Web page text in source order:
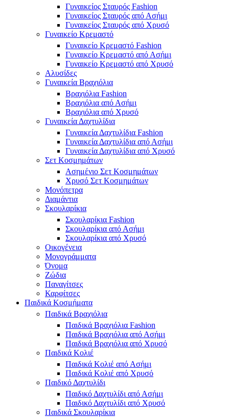
Γυναικείος Σταυρός Fashion
Γυναικείος Σταυρός από Ασήμι
Γυναικείος Σταυρός από Χρυσό
Γυναικείο Κρεμαστό
Γυναικείο Κρεμαστό Fashion
Γυναικείο Κρεμαστό από Ασήμι
Γυναικείο Κρεμαστό από Χρυσό
Αλυσίδες
Γυναικεία Βραχιόλια
Βραχιόλια Fashion
Βραχιόλια από Ασήμι
Βραχιόλια από Χρυσό
Γυναικεία Δαχτυλίδια
Γυναικεία Δαχτυλίδια Fashion
Γυναικεία Δαχτυλίδια από Ασήμι
Γυναικεία Δαχτυλίδια από Χρυσό
Σετ Κοσμημάτων
Ασημένιο Σετ Κοσμημάτων
Χρυσό Σετ Κοσμημάτων
Μονόπετρα
Διαμάντια
Σκουλαρίκια
Σκουλαρίκια Fashion
Σκουλαρίκια από Ασήμι
Σκουλαρίκια από Χρυσό
Οικογένεια
Μονογράμματα
Όνομα
Ζώδια
Παναγίτσες
Καρφίτσες
Παιδικά Κοσμήματα
Παιδικά Βραχιόλια
Παιδικά Βραχιόλια Fashion
Παιδικά Βραχιόλια από Ασήμι
Παιδικά Βραχιόλια από Χρυσό
Παιδικά Κολιέ
Παιδικά Κολιέ από Ασήμι
Παιδικά Κολιέ από Χρυσό
Παιδικό Δαχτυλίδι
Παιδικό Δαχτυλίδι από Ασήμι
Παιδικό Δαχτυλίδι από Χρυσό
Παιδικά Σκουλαρίκια